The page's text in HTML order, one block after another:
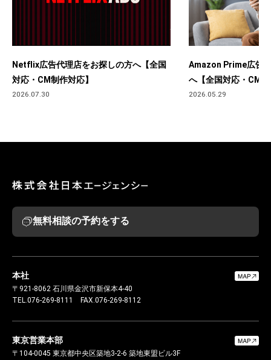
Netflix広告代理店をお探しの方へ【全国
対応・CM制作対応】
2026.07.30
Amazon Prime広告
へ【全国対応・CM
2026.05.29
無料相談の予約をする
本社
〒921-8062 石川県金沢市新保本4-40
TEL.076-269-8111
FAX.076-269-8112
東京営業本部
〒104-0045 東京都中央区築地3-2-6 築地東盟ビル3F